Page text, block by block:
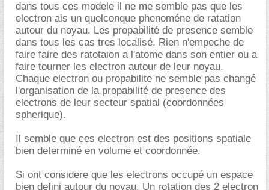
dans tous ces modele il ne me semble pas que les
electron ais un quelconque phenoméne de ratation
autour du noyau. Les propabilité de presence semble
dans tous les cas tres localisé. Rien n'empeche de
faire faire des ratotaion a l'atome dans son entier ou a
faire tourner les electron autour de leur noyau.
Chaque electron ou propabilite ne semble pas changé
l'organisation de la propabilité de presence des
electrons de leur secteur spatial (coordonnées
spherique).
Il semble que ces electron est des positions spatiale
bien determiné en volume et coordonnée.
Si ont considere que les electrons occupé un espace
bien defini autour du noyau. Un rotation des 2 electron